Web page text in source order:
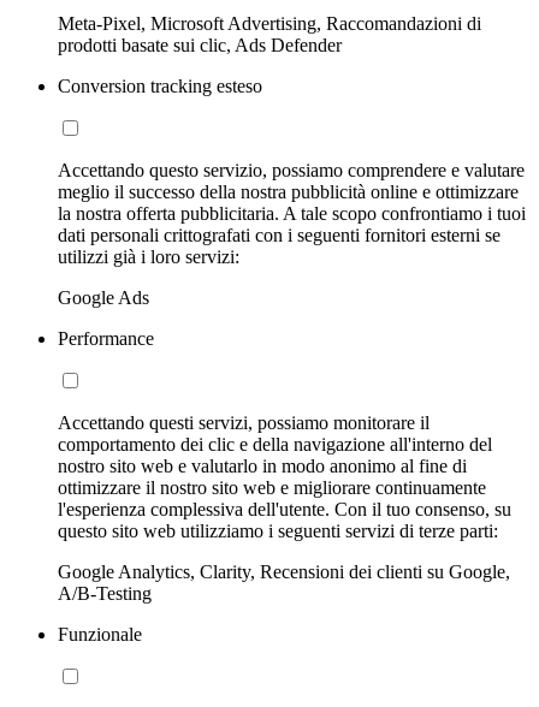
Meta-Pixel, Microsoft Advertising, Raccomandazioni di
prodotti basate sui clic, Ads Defender
Conversion tracking esteso
Accettando questo servizio, possiamo comprendere e valutare
meglio il successo della nostra pubblicità online e ottimizzare
la nostra offerta pubblicitaria. A tale scopo confrontiamo i tuoi
dati personali crittografati con i seguenti fornitori esterni se
utilizzi già i loro servizi:
Google Ads
Performance
Accettando questi servizi, possiamo monitorare il
comportamento dei clic e della navigazione all'interno del
nostro sito web e valutarlo in modo anonimo al fine di
ottimizzare il nostro sito web e migliorare continuamente
l'esperienza complessiva dell'utente. Con il tuo consenso, su
questo sito web utilizziamo i seguenti servizi di terze parti:
Google Analytics, Clarity, Recensioni dei clienti su Google,
A/B-Testing
Funzionale